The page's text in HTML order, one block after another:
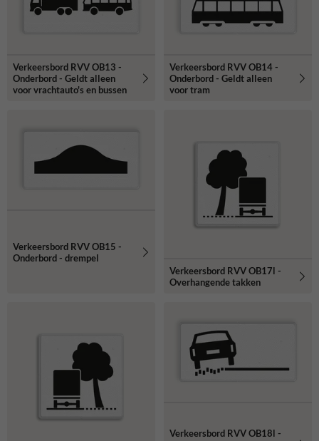
Verkeersbord RVV OB13 -
Onderbord - Geldt alleen
voor vrachtauto's en bussen
Verkeersbord RVV OB14 -
Onderbord - Geldt alleen
voor tram
Verkeersbord RVV OB15 -
Onderbord - drempel
Verkeersbord RVV OB17l -
Overhangende takken
Verkeersbord RVV OB18l -